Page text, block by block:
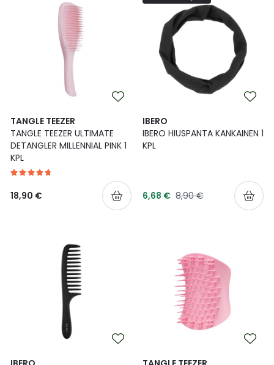
TANGLE TEEZER
TANGLE TEEZER ULTIMATE
DETANGLER MILLENNIAL PINK 1
KPL
18,90 €
IBERO
IBERO HIUSPANTA KANKAINEN 1
KPL
Tarjoushinta
6,68 € Normaalihinta
8,90 €